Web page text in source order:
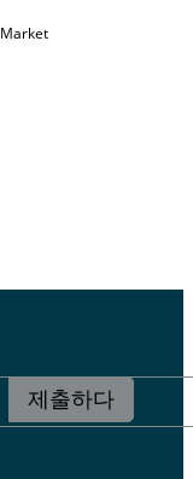
제출하다